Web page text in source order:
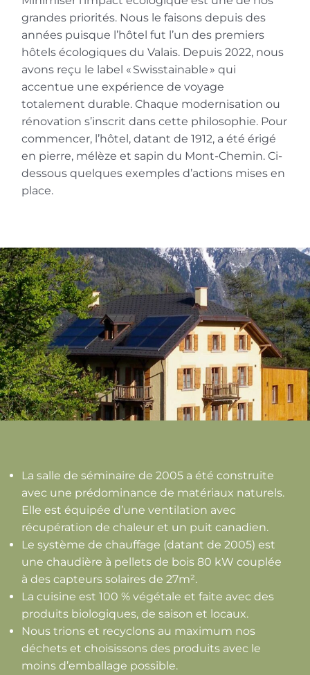
grandes priorités. Nous le faisons depuis des
années puisque l’hôtel fut l’un des premiers
hôtels écologiques du Valais. Depuis 2022, nous
avons reçu le label « Swisstainable » qui
accentue une expérience de voyage
totalement durable. Chaque modernisation ou
rénovation s’inscrit dans cette philosophie. Pour
commencer, l’hôtel, datant de 1912, a été érigé
en pierre, mélèze et sapin du Mont-Chemin. Ci-
dessous quelques exemples d’actions mises en
place.
La salle de séminaire de 2005 a été construite
avec une prédominance de matériaux naturels.
Elle est équipée d’une ventilation avec
récupération de chaleur et un puit canadien.
Le système de chauffage (datant de 2005) est
une chaudière à pellets de bois 80 kW couplée
à des capteurs solaires de 27m².
La cuisine est 100 % végétale et faite avec des
produits biologiques, de saison et locaux.
Nous trions et recyclons au maximum nos
déchets et choisissons des produits avec le
moins d’emballage possible.